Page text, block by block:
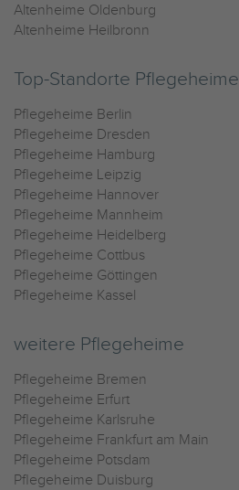
Altenheime Oldenburg
Altenheime Heilbronn
Top-Standorte Pflegeheime
Pflegeheime Berlin
Pflegeheime Dresden
Pflegeheime Hamburg
Pflegeheime Leipzig
Pflegeheime Hannover
Pflegeheime Mannheim
Pflegeheime Heidelberg
Pflegeheime Cottbus
Pflegeheime Göttingen
Pflegeheime Kassel
weitere Pflegeheime
Pflegeheime Bremen
Pflegeheime Erfurt
Pflegeheime Karlsruhe
Pflegeheime Frankfurt am Main
Pflegeheime Potsdam
Pflegeheime Duisburg